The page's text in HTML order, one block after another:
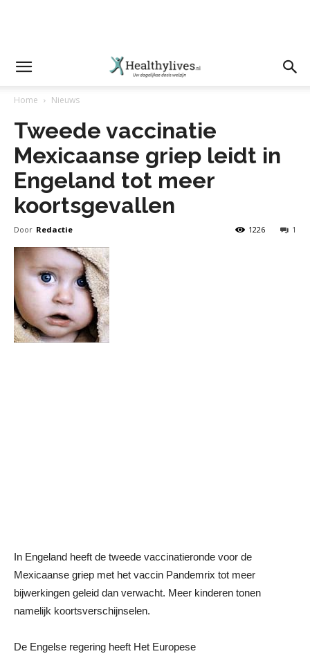
Home Nieuws
Tweede vaccinatie
Mexicaanse griep leidt in
Engeland tot meer
koortsgevallen
Door Redactie 1
1226
In Engeland heeft de tweede vaccinatieronde voor de
Mexicaanse griep met het vaccin Pandemrix tot meer
bijwerkingen geleid dan verwacht. Meer kinderen tonen
namelijk koortsverschijnselen.
De Engelse regering heeft Het Europese